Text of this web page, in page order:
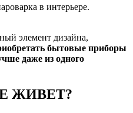
в интерьере.
элемент дизайна,
бытовые приборы
даже из одного
ЖИВЕТ?